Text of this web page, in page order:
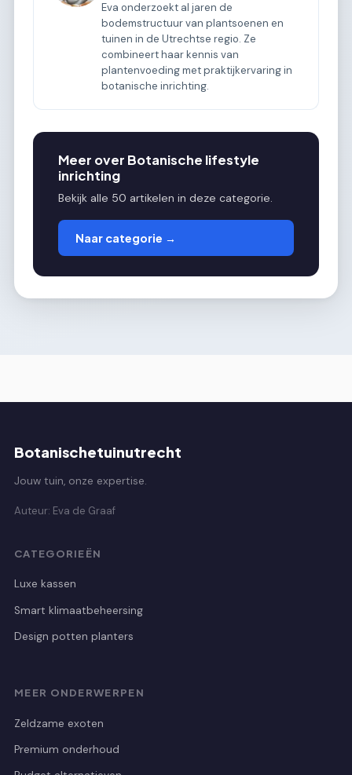
Eva onderzoekt al jaren de
bodemstructuur van plantsoenen en
tuinen in de Utrechtse regio. Ze
combineert haar kennis van
plantenvoeding met praktijkervaring in
botanische inrichting.
Meer over Botanische lifestyle
inrichting
Bekijk alle 50 artikelen in deze categorie.
Naar categorie →
Botanischetuinutrecht
Jouw tuin, onze expertise.
Auteur: Eva de Graaf
CATEGORIEËN
Luxe kassen
Smart klimaatbeheersing
Design potten planters
MEER ONDERWERPEN
Zeldzame exoten
Premium onderhoud